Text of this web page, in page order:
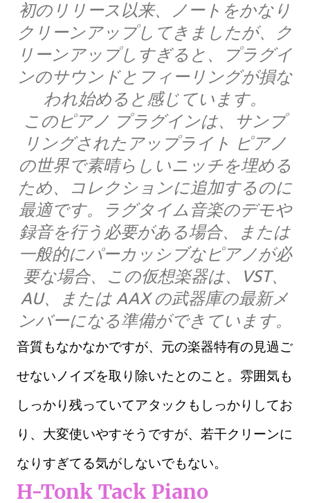
初のリリース以来、ノートをかなり
クリーンアップしてきましたが、ク
リーンアップしすぎると、プラグイ
ンのサウンドとフィーリングが損な
われ始めると感じています。
このピアノ プラグインは、サンプ
リングされたアップライト ピアノ
の世界で素晴らしいニッチを埋める
ため、コレクションに追加するのに
最適です。ラグタイム音楽のデモや
録音を行う必要がある場合、または
一般的にパーカッシブなピアノが必
要な場合、この仮想楽器は、VST、
AU、または AAX の武器庫の最新メ
ンバーになる準備ができています。
音質もなかなかですが、元の楽器特有の見過ご
せないノイズを取り除いたとのこと。雰囲気も
しっかり残っていてアタックもしっかりしてお
り、大変使いやすそうですが、若干クリーンに
なりすぎてる気がしないでもない。
H-Tonk Tack Piano